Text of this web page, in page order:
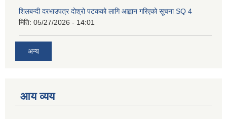
शिलबन्दी दरभाउपत्र दोश्रो पटकको लागि आह्वान गरिएको सूचना SQ 4
मिति: 05/27/2026 - 14:01
अन्य
आय व्यय